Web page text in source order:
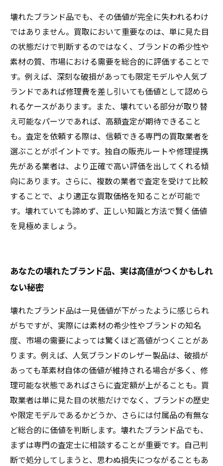
壊れたブランド品でも、その価値が完全に失われるわけ
ではありません。買取において重要なのは、単に見た目
の状態だけで判断するのではなく、ブランドの希少性や
素材の質、市場における需要を総合的に評価することで
す。例えば、深刻な破損があっても限定モデルや人気ブ
ランドであれば修理費を差し引いても価値として認めら
れるケースがあります。また、壊れている部分が取り替
え可能なパーツであれば、高額査定が期待できること
も。査定を依頼する際は、信頼できる専門の買取業者を
選ぶことがポイントです。独自の販売ルートや修理提携
先がある業者は、より正確で高い評価を出してくれる傾
向にあります。さらに、複数の業者で査定を受けて比較
することで、より適正な買取価格を知ることが可能で
す。壊れていても諦めず、正しい知識と方法で賢く価値
を見極めましょう。
あなたの壊れたブランド品、実は高値がつくかもしれ
ない秘密
壊れたブランド品は一見価値が下がったように感じられ
がちですが、実際には素材の希少性やブランドの知名
度、市場の需要によっては驚くほど高値がつくことがあ
ります。例えば、人気ブランドのレザー製品は、破損が
あっても革素材自体の価値が維持される場合が多く、修
理可能な状態であればさらに査定額が上がることも。買
取業者は単に見た目の状態だけでなく、ブランドの歴史
や限定モデルであるかどうか、さらには付属品の有無な
ど総合的に価値を判断します。壊れたブランド品でも、
まずは専門の査定士に相談することが重要です。自己判
断で処分してしまうと、思わぬ損失につながることもあ